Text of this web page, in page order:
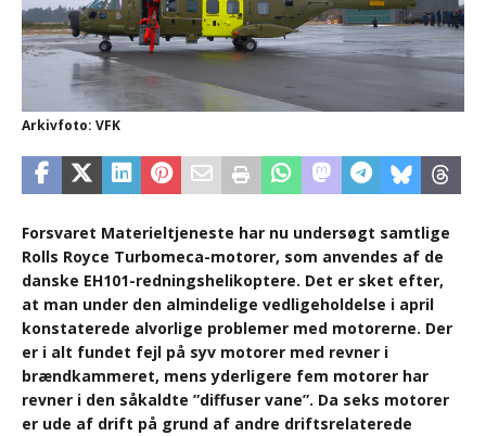
Arkivfoto: VFK
Forsvaret Materieltjeneste har nu undersøgt samtlige
Rolls Royce Turbomeca-motorer, som anvendes af de
danske EH101-redningshelikoptere. Det er sket efter,
at man under den almindelige vedligeholdelse i april
konstaterede alvorlige problemer med motorerne. Der
er i alt fundet fejl på syv motorer med revner i
brændkammeret, mens yderligere fem motorer har
revner i den såkaldte ”diffuser vane”. Da seks motorer
er ude af drift på grund af andre driftsrelaterede